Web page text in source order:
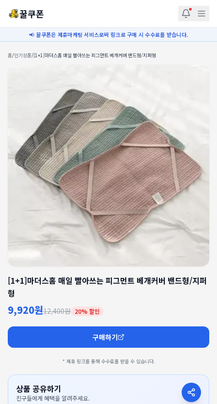
꿀쿠폰
📢 꿀쿠폰은 제휴마케팅 서비스로써 링크로 구매 시 수수료를 받습니다.
홈/인기상품/[1+1]마더스홈 매일 빨아쓰는 피그먼트 베개커버 밴드형/지퍼형
[1+1]마더스홈 매일 빨아쓰는 피그먼트 베개커버 밴드형/지퍼
형
9,920원12,400원 20% 할인
구매하기
* 제휴 링크를 통해 수수료를 받을 수 있습니다.
상품 공유하기
친구들에게 혜택을 알려주세요.